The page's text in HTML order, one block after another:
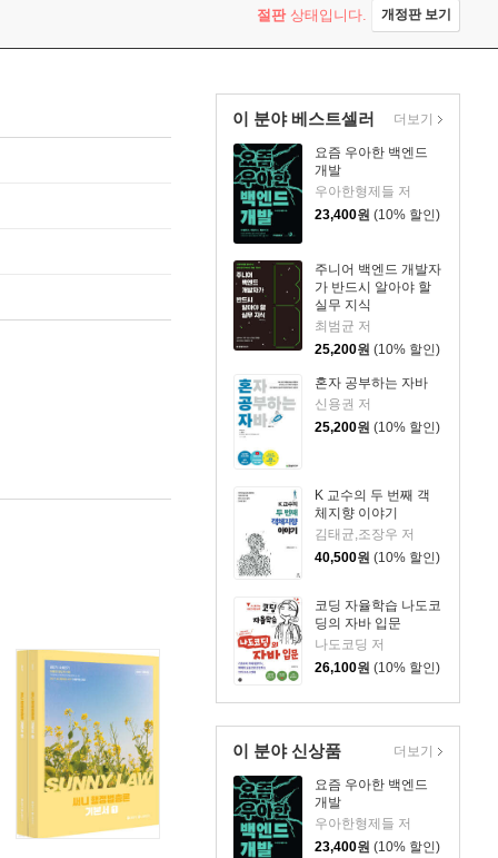
절판상태입니다. 개정판 보기
이 분야 베스트셀러
요즘 우아한 백엔드
개발
우아한형제들 저
23,400원 (10% 할인)
주니어 백엔드 개발자
가 반드시 알아야 할
실무 지식
최범균 저
25,200원 (10% 할인)
혼자 공부하는 자바
신용권 저
25,200원 (10% 할인)
K 교수의 두 번째 객
체지향 이야기
김태균,조장우 저
40,500원 (10% 할인)
코딩 자율학습 나도코
딩의 자바 입문
나도코딩 저
26,100원 (10% 할인)
더보기
이 분야 신상품
요즘 우아한 백엔드
개발
우아한형제들 저
23,400원 (10% 할인)
더보기